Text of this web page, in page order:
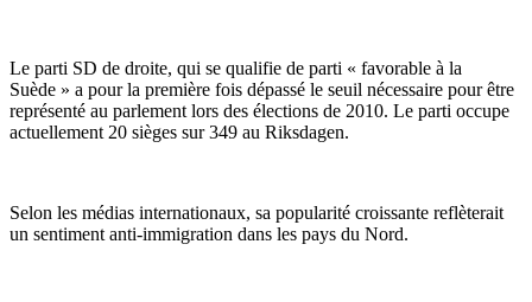
Le parti SD de droite, qui se qualifie de parti « favorable à la
Suède » a pour la première fois dépassé le seuil nécessaire pour être
représenté au parlement lors des élections de 2010. Le parti occupe
actuellement 20 sièges sur 349 au Riksdagen.
Selon les médias internationaux, sa popularité croissante reflèterait
un sentiment anti-immigration dans les pays du Nord.